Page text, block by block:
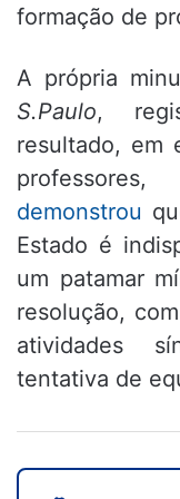
formação de
A própria
S.Paulo,
resultado, em
demonstrou
Estado é
um patamar
resolução,
atividades
tentativa de